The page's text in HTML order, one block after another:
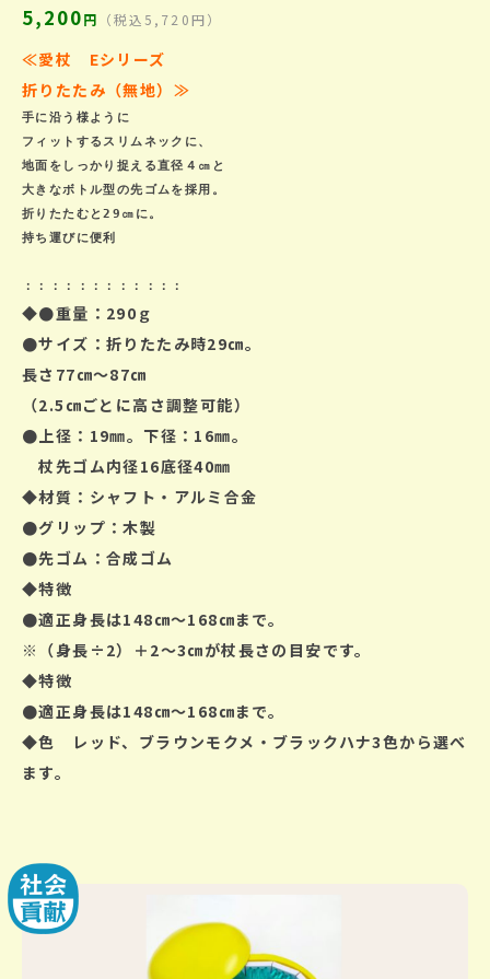
5,200円 （税込5,720円）
≪愛杖 Eシリーズ
折りたたみ（無地） ≫
手に沿う様ように
フィットするスリムネックに、
地面をしっかり捉える直径４㎝と
大きなボトル型の先ゴムを採用。
折りたたむと29㎝に。
：：：：：：：：：：：：
◆●重量：290ｇ
●サイズ：折りたたみ時29㎝。
長さ77㎝～87㎝
（2.5㎝ごとに高さ調整可能）
●上径：19㎜。下径：16㎜。
杖先ゴム内径16底径40㎜
◆材質：シャフト・アルミ合金
●グリップ：木製
●先ゴム：合成ゴム
◆特徴
●適正身長は148㎝～168㎝まで。
※（身長÷2）＋2～3㎝が杖長さの目安です。
◆特徴
●適正身長は148㎝～168㎝まで。
◆色
レッド、ブラウンモクメ・ブラックハナ3色から選べ
ます。